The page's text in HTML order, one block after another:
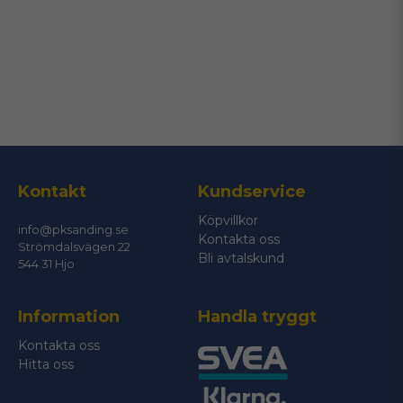
Ja, ni får publicera min fråga
Skicka fråga
Kontakt
info@pksanding.se
Strömdalsvägen 22
544 31 Hjo
Kundservice
Köpvillkor
Kontakta oss
Bli avtalskund
Information
Kontakta oss
Hitta oss
Handla tryggt